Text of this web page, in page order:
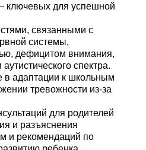
ключевых для успешной
связанными с
системы,
дефицитом внимания,
спектра.
адаптации к школьным
тревожности из-за
для родителей
и разъяснения
и рекомендаций по